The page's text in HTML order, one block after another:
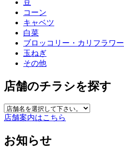
豆
コーン
キャベツ
白菜
ブロッコリー・カリフラワー
玉ねぎ
その他
店舗のチラシを探す
店舗案内はこちら
お知らせ